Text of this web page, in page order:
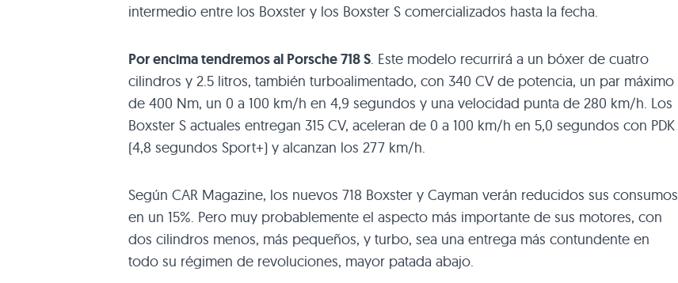
intermedio entre los Boxster y los Boxster S comercializados hasta la fecha.
Por encima tendremos al Porsche 718 S. Este modelo recurrirá a un bóxer de cuatro
cilindros y 2.5 litros, también turboalimentado, con 340 CV de potencia, un par máximo
de 400 Nm, un 0 a 100 km/h en 4,9 segundos y una velocidad punta de 280 km/h. Los
Boxster S actuales entregan 315 CV, aceleran de 0 a 100 km/h en 5,0 segundos con PDK
(4,8 segundos Sport+) y alcanzan los 277 km/h.
Según CAR Magazine, los nuevos 718 Boxster y Cayman verán reducidos sus consumos
en un 15%. Pero muy probablemente el aspecto más importante de sus motores, con
dos cilindros menos, más pequeños, y turbo, sea una entrega más contundente en
todo su régimen de revoluciones, mayor patada abajo.